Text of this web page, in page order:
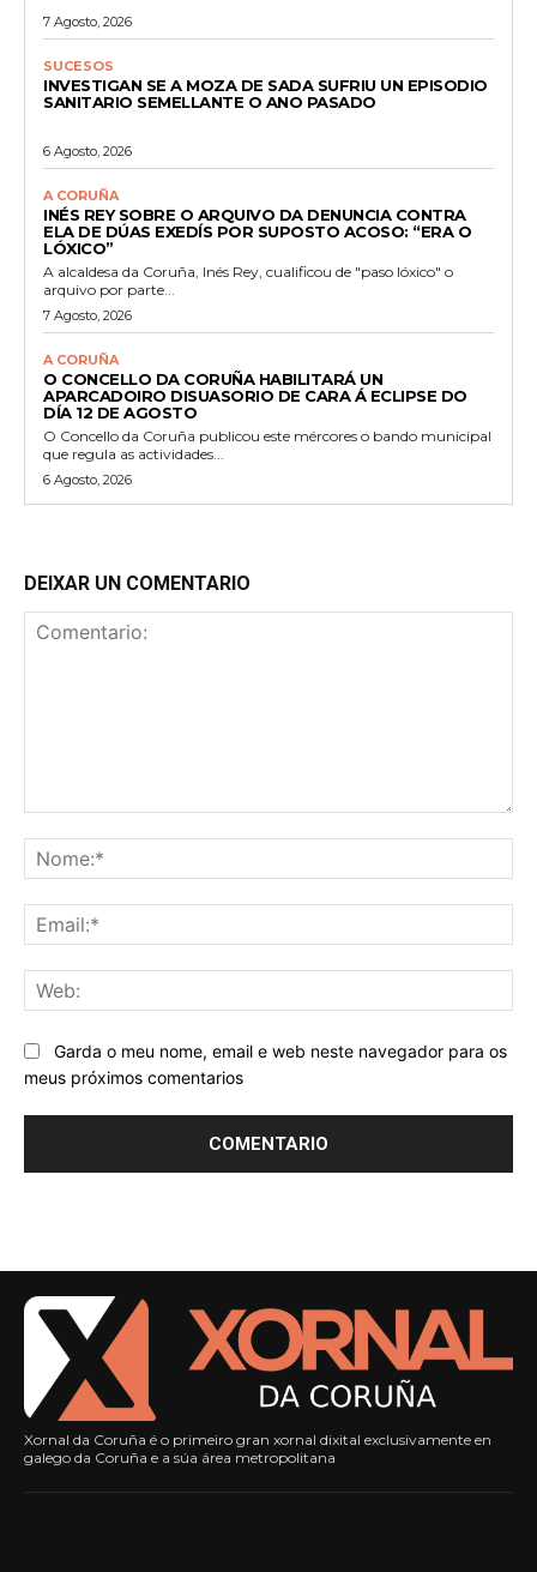
7 Agosto, 2026
SUCESOS
INVESTIGAN SE A MOZA DE SADA SUFRIU UN EPISODIO
SANITARIO SEMELLANTE O ANO PASADO
6 Agosto, 2026
A CORUÑA
INÉS REY SOBRE O ARQUIVO DA DENUNCIA CONTRA
ELA DE DÚAS EXEDÍS POR SUPOSTO ACOSO: “ERA O
LÓXICO”
A alcaldesa da Coruña, Inés Rey, cualificou de "paso lóxico" o
arquivo por parte...
7 Agosto, 2026
A CORUÑA
O CONCELLO DA CORUÑA HABILITARÁ UN
APARCADOIRO DISUASORIO DE CARA Á ECLIPSE DO
DÍA 12 DE AGOSTO
O Concello da Coruña publicou este mércores o bando municipal
que regula as actividades...
6 Agosto, 2026
DEIXAR UN COMENTARIO
Garda o meu nome, email e web neste navegador para os
meus próximos comentarios
Xornal da Coruña é o primeiro gran xornal dixital exclusivamente en
galego da Coruña e a súa área metropolitana